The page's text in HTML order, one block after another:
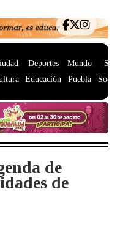
Deportes
Educación
Mundo
Puebla
de
de